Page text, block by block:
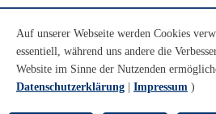
Youtube
Instagram
LinkedIn
Auf unserer Webseite werden Cookies
essentiell, während uns andere die
Website im Sinne der Nutzenden
Datenschutzerklärung
Impressum )